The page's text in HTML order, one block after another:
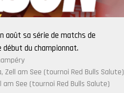
août sa série de matchs de
du championnat.
Zell am See (tournoi Red Bulls Salute)
am See (tournoi Red Bulls Salute)